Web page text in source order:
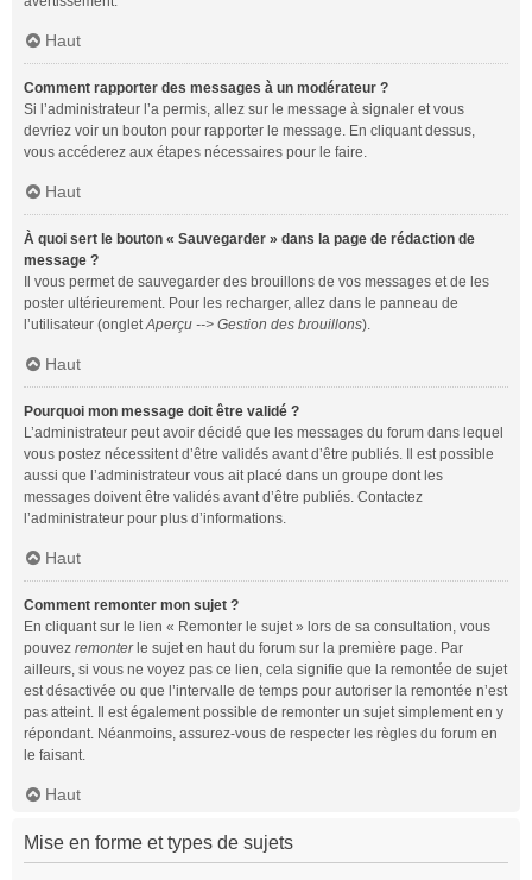
Haut
Comment rapporter des messages à un modérateur ?
Si l’administrateur l’a permis, allez sur le message à signaler et vous
devriez voir un bouton pour rapporter le message. En cliquant dessus,
vous accéderez aux étapes nécessaires pour le faire.
Haut
À quoi sert le bouton « Sauvegarder » dans la page de rédaction de
message ?
Il vous permet de sauvegarder des brouillons de vos messages et de les
poster ultérieurement. Pour les recharger, allez dans le panneau de
l’utilisateur (ongletAperçu --> Gestion des brouillons).
Haut
Pourquoi mon message doit être validé ?
L’administrateur peut avoir décidé que les messages du forum dans lequel
vous postez nécessitent d’être validés avant d’être publiés. Il est possible
aussi que l’administrateur vous ait placé dans un groupe dont les
messages doivent être validés avant d’être publiés. Contactez
l’administrateur pour plus d’informations.
Haut
Comment remonter mon sujet ?
En cliquant sur le lien « Remonter le sujet » lors de sa consultation, vous
pouvez remonterle sujet en haut du forum sur la première page. Par
ailleurs, si vous ne voyez pas ce lien, cela signifie que la remontée de sujet
est désactivée ou que l’intervalle de temps pour autoriser la remontée n’est
pas atteint. Il est également possible de remonter un sujet simplement en y
répondant. Néanmoins, assurez-vous de respecter les règles du forum en
le faisant.
Haut
Mise en forme et types de sujets